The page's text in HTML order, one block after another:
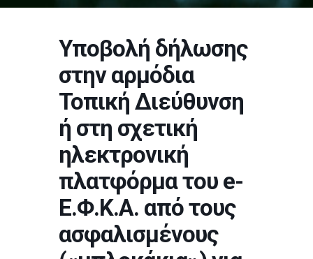
Υποβολή δήλωσης
στην αρμόδια
Τοπική Διεύθυνση
ή στη σχετική
ηλεκτρονική
πλατφόρμα του e-
Ε.Φ.Κ.Α. από τους
ασφαλισμένους